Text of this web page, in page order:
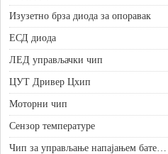
Изузетно брза диода за опоравак
ЕСД диода
ЛЕД управљачки чип
ЦУТ Дривер Цхип
Моторни чип
Сензор температуре
Чип за управљање напајањем батерије